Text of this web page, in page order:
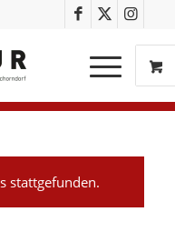
stattgefunden.